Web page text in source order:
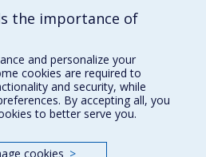
the importance of
and personalize your
cookies are required to
and security, while
By accepting all, you
to better serve you.
cookies >